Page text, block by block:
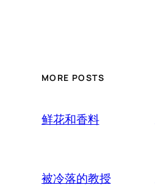
MORE POSTS
鲜花和香料
被冷落的教授